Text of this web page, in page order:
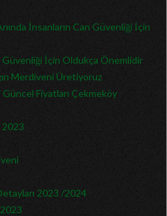
İnsanların Can Güvenliği İçin
İçin Oldukça Önemlidir
Merdiveni Üretiyoruz
Fiyatları Çekmeköy
2023
2023 /2024